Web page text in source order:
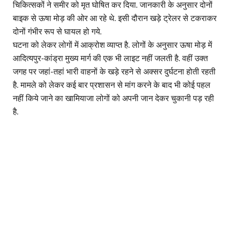
चिकित्सकों ने समीर को मृत घोषित कर दिया. जानकारी के अनुसार दोनों
बाइक से ऊषा मोड़ की ओर आ रहे थे. इसी दौरान खड़े ट्रेलर से टकराकर
दोनों गंभीर रूप से घायल हो गये.
घटना को लेकर लोगों में आक्रोश व्याप्त है. लोगों के अनुसार ऊषा मोड़ में
आदित्यपुर-कांड्रा मुख्य मार्ग की एक भी लाइट नहीं जलती है. वहीं उक्त
जगह पर जहां-तहां भारी वाहनों के खड़े रहने से अक्सर दुर्घटना होती रहती
है. मामले को लेकर कई बार प्रशासन से मांग करने के बाद भी कोई पहल
नहीं किये जाने का खामियाजा लोगों को अपनी जान देकर चुकानी पड़ रही
है.